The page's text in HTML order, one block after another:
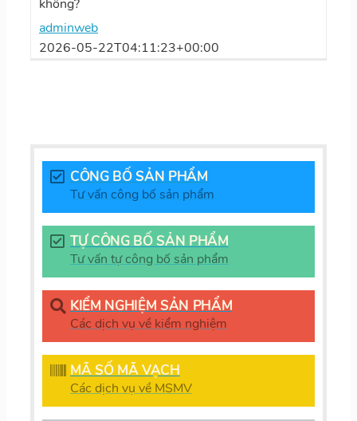
không?
adminweb
2026-05-22T04:11:23+00:00
CÔNG BỐ SẢN PHẨM
Tư vấn công bố sản phẩm
TỰ CÔNG BỐ SẢN PHẨM
Tư vấn tự công bố sản phẩm
KIỂM NGHIỆM SẢN PHẨM
Các dịch vụ về kiểm nghiệm
MÃ SỐ MÃ VẠCH
Các dịch vụ về MSMV